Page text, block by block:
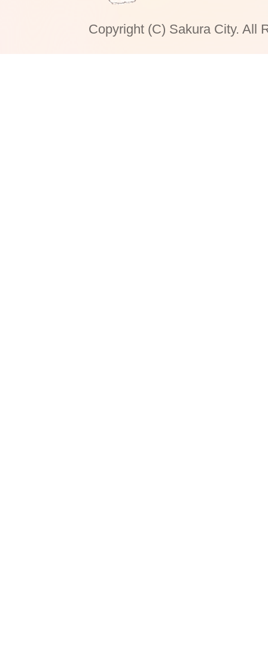
Copyright (C) Sakura City. All